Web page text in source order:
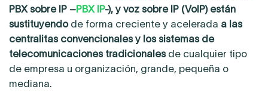
PBX sobre IP –PBX IP-), y voz sobre IP (VoIP) están
sustituyendode forma creciente y acelerada a las
centralitas convencionales y los sistemas de
telecomunicaciones tradicionales de cualquier tipo
de empresa u organización, grande, pequeña o
mediana.